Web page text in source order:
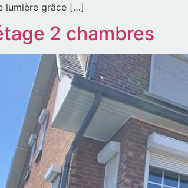
lumière grâce […]
2 chambres